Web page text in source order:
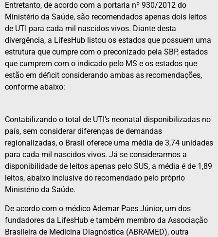
Entretanto, de acordo com a portaria nº 930/2012 do
Ministério da Saúde, são recomendados apenas dois leitos
de UTI para cada mil nascidos vivos. Diante desta
divergência, a LifesHub listou os estados que possuem uma
estrutura que cumpre com o preconizado pela SBP, estados
que cumprem com o indicado pelo MS e os estados que
estão em déficit considerando ambas as recomendações,
conforme abaixo:
Contabilizando o total de UTI’s neonatal disponibilizadas no
país, sem considerar diferenças de demandas
regionalizadas, o Brasil oferece uma média de 3,74 unidades
para cada mil nascidos vivos. Já se considerarmos a
disponibilidade de leitos apenas pelo SUS, a média é de 1,89
leitos, abaixo inclusive do recomendado pelo próprio
Ministério da Saúde.
De acordo com o médico Ademar Paes Júnior, um dos
fundadores da LifesHub e também membro da Associação
Brasileira de Medicina Diagnóstica (ABRAMED), outra